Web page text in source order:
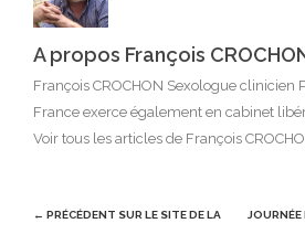
A propos François
François CROCHON Sexologue clinicien
France exerce également en cabinet
Voir tous les articles de François
Post
← PRÉCÉDENT SUR LE SITE DE LA JOURNÉE